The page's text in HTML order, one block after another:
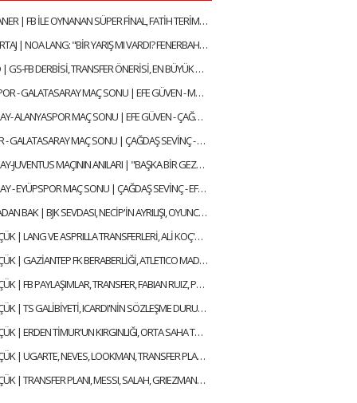
JOHAN ELMANER | FB İLE OYNANAN SÜPER FİNAL, FATİH TERİM & OKAN BURUK, UĞURCAN ÇAKIR MI? MUSLERA MI?
ÖZEL RÖPORTAJ | NOA LANG: "BİR YARIŞ MI VARDI? FENERBAHÇE SADECE 14 DAKİKA LİDER OLDU"
FELIPE MELO | GS-FB DERBİSİ, TRANSFER ÖNERİSİ, EN BÜYÜK HAYALİ, BEĞENDİĞİ FENERBAHÇELİ
TRABZONSPOR - GALATASARAY MAÇ SONU | EFE GÜVEN - MERT KURT
GALATASARAY- ALANYASPOR MAÇ SONU | EFE GÜVEN - ÇAĞDAŞ SEVİNÇ
KONYASPOR - GALATASARAY MAÇ SONU | ÇAĞDAŞ SEVİNÇ - MERT KURT
GALATASARAY-JUVENTUS MAÇININ ANILARI | "BAŞKA BİR GEZEGENDEN GELEN SNEIJDER'İN GOLÜYLE TURU GEÇTİK"
GALATASARAY - EYÜPSPOR MAÇ SONU | ÇAĞDAŞ SEVİNÇ - EFE GÜVEN
BİR DE BURADAN BAK | BJK SEVDASI, NECİP'İN AYRILIŞI, OYUNCULUĞA BAŞLAMA HİKAYESİ | FEYYAZ ŞERİFOĞLU
ALİ NACİ KÜÇÜK | LANG VE ASPRILLA TRANSFERLERİ, ALİ KOÇ'UN AÇIKLAMALARI, OULAI | GÜNDEM GALATASARAY
ALİ NACİ KÜÇÜK | GAZİANTEP FK BERABERLİĞİ, ATLETICO MADRID MAÇI, TRANSFER | GÜNDEM GALATASARAY
ALİ NACİ KÜÇÜK | FB PAYLAŞIMLAR, TRANSFER, FABIAN RUIZ, PAPE GUEYE, ONYEDIKA | GÜNDEM GALATASARAY
ALİ NACİ KÜÇÜK | TS GALİBİYETİ, ICARDI'NİN SÖZLEŞME DURUMU, TRANSFER HABERLERİ | GÜNDEM GALATASARAY
ALİ NACİ KÜÇÜK | ERDEN TİMUR'UN KIRGINLIĞI, ORTA SAHA TRANSFERI, ICARDI SÜRECİ | GÜNDEM GALATASARAY
ALİ NACİ KÜÇÜK | UGARTE, NEVES, LOOKMAN, TRANSFER PLANLAMASI, AYRILIK LİSTESİ | GÜNDEM GALATASARAY
ALİ NACİ KÜÇÜK | TRANSFER PLANI, MESSI, SALAH, GRIEZMANN, ICARDI & MILAN | GÜNDEM GALATASARAY